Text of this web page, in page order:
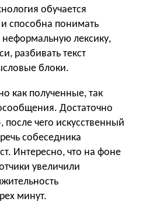
обучается
способна понимать
лексику,
разбивать текст
блоки.
как полученные, так
Достаточно
после чего искусственный
собеседника
Интересно, что на фоне
увеличили
минут.